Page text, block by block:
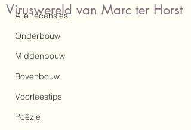
Alle recensies
Onderbouw
Middenbouw
Bovenbouw
Voorleestips
Poëzie
Viruswereld van Marc ter Horst